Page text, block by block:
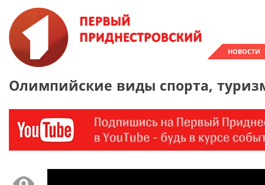
НОВОСТИ
Олимпийские виды спорта,